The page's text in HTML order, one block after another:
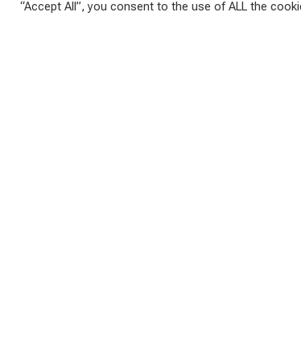
Неясно, действительно ли недавнее
“Accept All”, you consent to the use of ALL the